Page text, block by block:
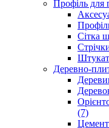
Профіль для
Сітка
Деревно-
(7)